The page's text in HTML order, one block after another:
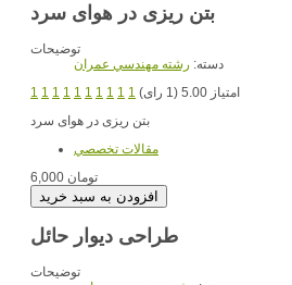
بتن ریزی در هوای سرد
توضیحات
دسته: رشته مهندسي عمران
1 1 1 1 1 1 1 1 1 1
امتیاز 5.00 (1 رای)
بتن ریزی در هوای سرد
مقالات تخصصي
6,000 تومان
طراحی دیوار حائل
توضیحات